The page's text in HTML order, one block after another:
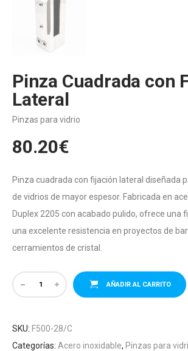
Pinza Cuadrada con
Lateral
Pinzas para vidrio
80.20€
Pinza cuadrada con fijación lateral diseñada
de vidrios de mayor espesor. Fabricada en
Duplex 2205 con acabado pulido, ofrece una
una excelente resistencia en proyectos de
cerramientos de cristal.
AÑADIR AL CARRITO
SKU: F500-28/C
Categorías: Acero inoxidable, Pinzas para